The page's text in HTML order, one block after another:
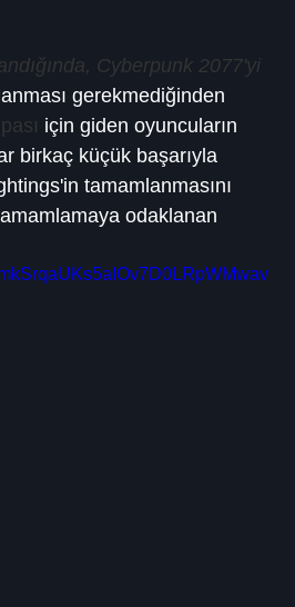
Cyberpunk 2077'yi
gerekmediğinden
için giden oyuncuların
birkaç küçük başarıyla
tamamlanmasını
odaklanan